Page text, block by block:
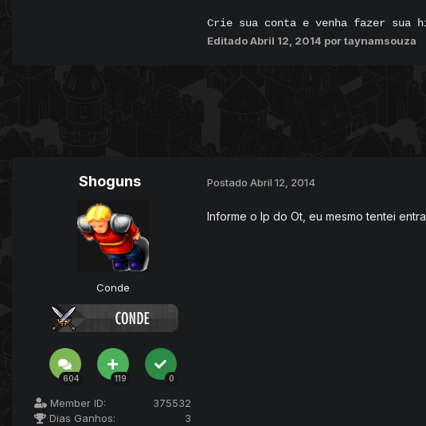
Crie sua conta e venha fazer sua
EditadoAbril 12, 2014 por taynamsouza
Shoguns
Conde
604 119 0
Member ID:
375532
Dias Ganhos:
3
Postado Abril 12, 2014
Informe o Ip do Ot, eu mesmo tentei